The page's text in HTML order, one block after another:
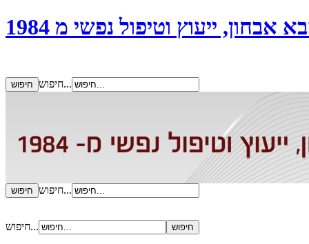
ייעוץ וטיפול נפשי מ 1984
חיפוש...
חיפוש...
חיפוש...